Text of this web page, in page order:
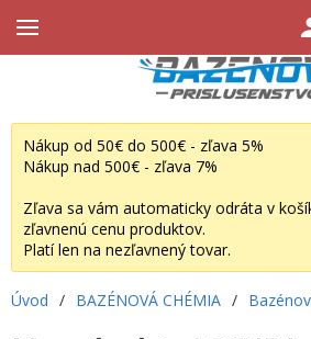
Nákup od 50€ do 500€ - zľava 5%
Nákup nad 500€ - zľava 7%
Zľava sa vám automaticky odráta v
zľavnenú cenu produktov.
Platí len na nezľavnený tovar.
Úvod / BAZÉNOVÁ CHÉMIA /